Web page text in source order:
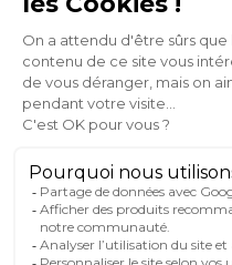
À PROPOS DE MILIBOO
AIDE & CONTACT